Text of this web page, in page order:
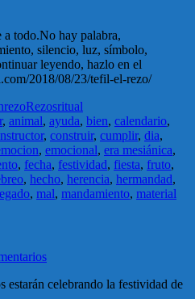
a todo.No hay palabra,
silencio, luz, símbolo,
leyendo, hazlo en el
2018/08/23/tefil-el-rezo/
rezoRezosritual
, animal, ayuda, bien, calendario,
, construir, cumplir, dia,
, emocional, era mesiánica,
, fecha, festividad, fiesta, fruto,
, hecho, herencia, hermandad,
, mal, mandamiento, material
estarán celebrando la festividad de